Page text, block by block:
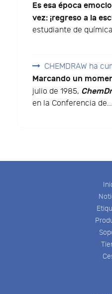
Es esa época
vez: ¡regreso a la
estudiante de
CHEMDRAW ha
Marcando un
julio de 1985,
en la Conferencia de...